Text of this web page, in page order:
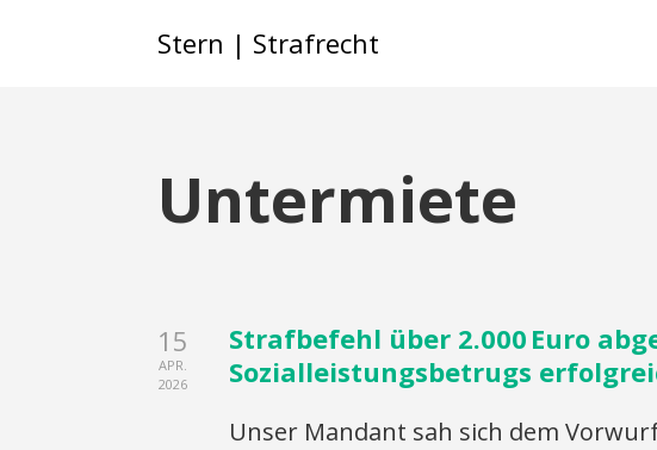
Stern | Strafrecht
Untermiete
15
APR.
2026
Strafbefehl über 2.000 Euro
Sozialleistungsbetrugs
Unser Mandant sah sich dem